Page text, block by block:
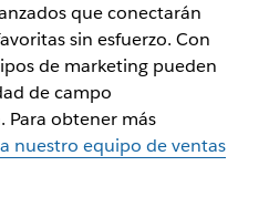
que conectarán
sin esfuerzo. Con
de marketing pueden
de campo
Para obtener más
nuestro equipo de ventas